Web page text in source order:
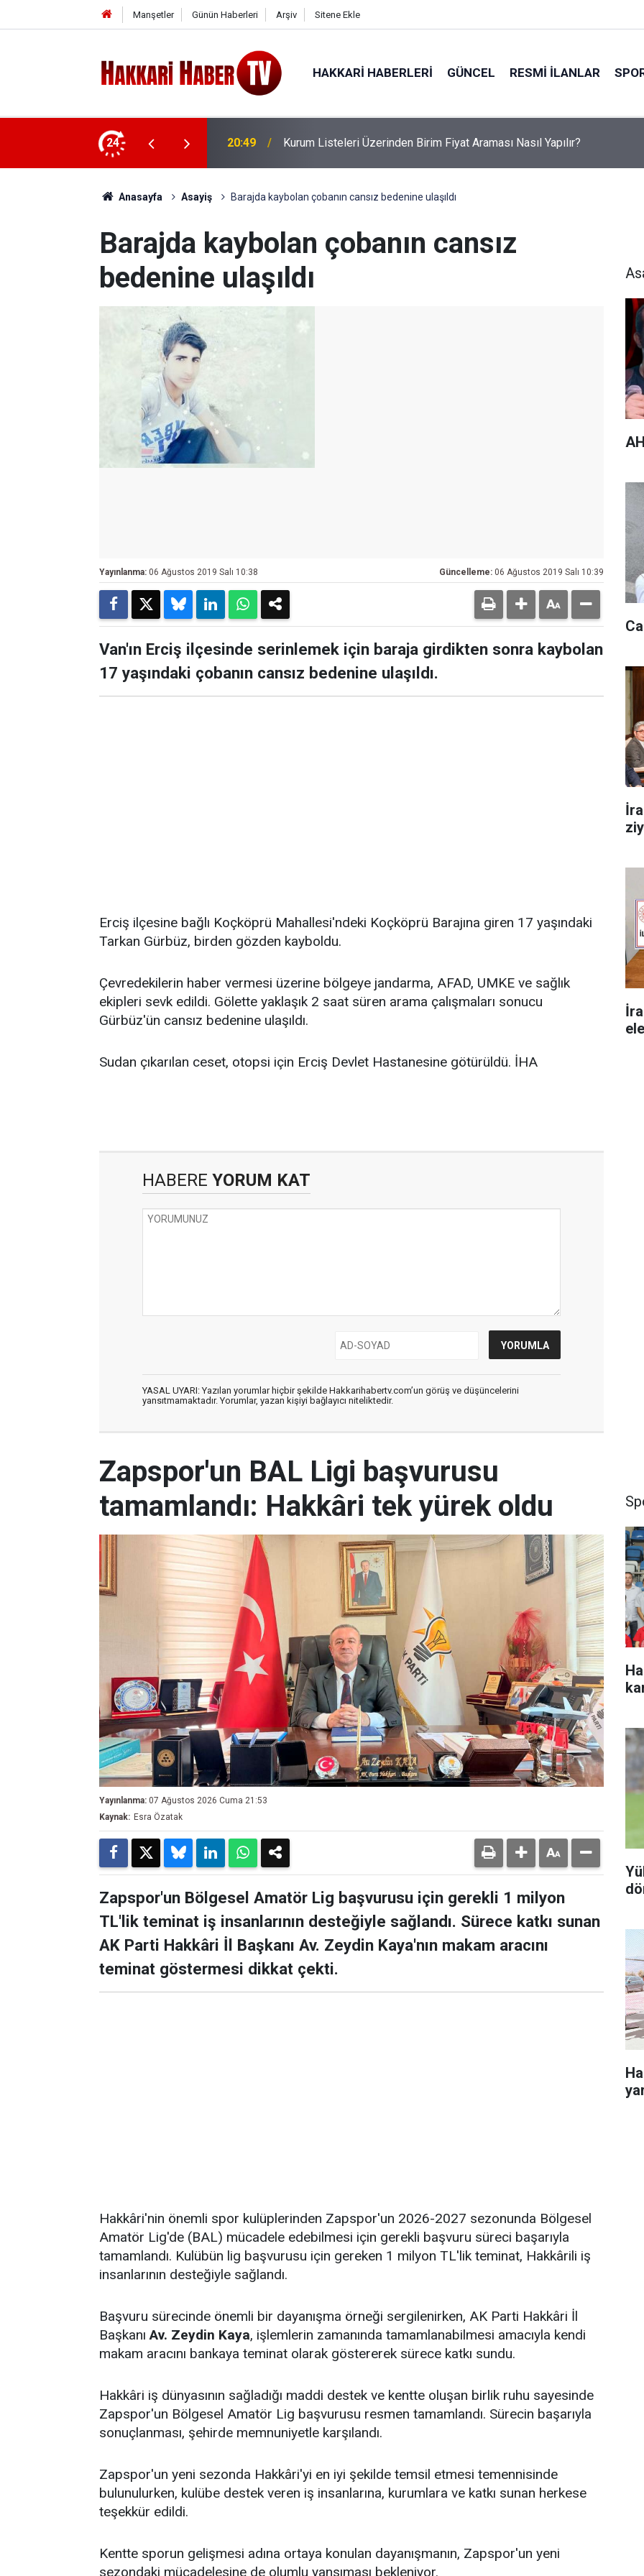
Manşetler Günün Haberleri Arşiv Sitene Ekle
HAKKARI HABERLERI GÜNCEL RESMI İLANLAR
24
Araması Nasıl Yapılır? 20:40 CHP heyetinden Hakkari HATSO'ya ziyaret
Anasayfa Asayiş Barajda kaybolan çobanın cansız bedenine ulaşıldı
Barajda kaybolan çobanın cansız
bedenine ulaşıldı
Yayınlanma: 06 Ağustos 2019 Salı 10:38 Güncelleme: 06 Ağustos 2019 Salı 10:39
Van'ın Erciş ilçesinde serinlemek için baraja girdikten sonra kaybolan
17 yaşındaki çobanın cansız bedenine ulaşıldı.
Erciş ilçesine bağlı Koçköprü Mahallesi'ndeki Koçköprü Barajına giren 17 yaşındaki
Tarkan Gürbüz, birden gözden kayboldu.
Çevredekilerin haber vermesi üzerine bölgeye jandarma, AFAD, UMKE ve sağlık
ekipleri sevk edildi. Gölette yaklaşık 2 saat süren arama çalışmaları sonucu
Gürbüz'ün cansız bedenine ulaşıldı.
Sudan çıkarılan ceset, otopsi için Erciş Devlet Hastanesine götürüldü. İHA
HABERE YORUM KAT
YASAL UYARI: Yazılan yorumlar hiçbir şekilde Hakkarihabertv.com’un görüş ve düşüncelerini
yansıtmamaktadır. Yorumlar, yazan kişiyi bağlayıcı niteliktedir.
Zapspor'un BAL Ligi başvurusu
tamamlandı: Hakkâri tek yürek oldu
Yayınlanma: 07 Ağustos 2026 Cuma 21:53
Kaynak: Esra Özatak
Zapspor'un Bölgesel Amatör Lig başvurusu için gerekli 1 milyon
TL'lik teminat iş insanlarının desteğiyle sağlandı. Sürece katkı sunan
AK Parti Hakkâri İl Başkanı Av. Zeydin Kaya'nın makam aracını
teminat göstermesi dikkat çekti.
Hakkâri'nin önemli spor kulüplerinden Zapspor'un 2026-2027 sezonunda Bölgesel
Amatör Lig'de (BAL) mücadele edebilmesi için gerekli başvuru süreci başarıyla
tamamlandı. Kulübün lig başvurusu için gereken 1 milyon TL'lik teminat, Hakkârili iş
insanlarının desteğiyle sağlandı.
Başvuru sürecinde önemli bir dayanışma örneği sergilenirken, AK Parti Hakkâri İl
BaşkanıAv. Zeydin Kaya, işlemlerin zamanında tamamlanabilmesi amacıyla kendi
makam aracını bankaya teminat olarak göstererek sürece katkı sundu.
Hakkâri iş dünyasının sağladığı maddi destek ve kentte oluşan birlik ruhu sayesinde
Zapspor'un Bölgesel Amatör Lig başvurusu resmen tamamlandı. Sürecin başarıyla
sonuçlanması, şehirde memnuniyetle karşılandı.
Zapspor'un yeni sezonda Hakkâri'yi en iyi şekilde temsil etmesi temennisinde
bulunulurken, kulübe destek veren iş insanlarına, kurumlara ve katkı sunan herkese
teşekkür edildi.
Kentte sporun gelişmesi adına ortaya konulan dayanışmanın, Zapspor'un yeni
sezondaki mücadelesine de olumlu yansıması bekleniyor.